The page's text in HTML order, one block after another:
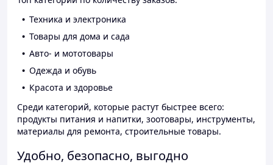
Техника и электроника
Товары для дома и сада
Авто- и мототовары
Одежда и обувь
Красота и здоровье
Среди категорий, которые растут быстрее всего:
продукты питания и напитки, зоотовары, инструменты,
материалы для ремонта, строительные товары.
Удобно, безопасно, выгодно